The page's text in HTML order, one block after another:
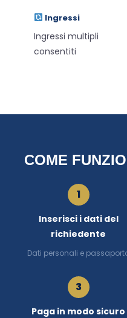
Ingressi
Ingressi multipli
consentiti
COME
1
Inserisci i dati del
richiedente
Dati personali e
3
Paga in modo sicuro